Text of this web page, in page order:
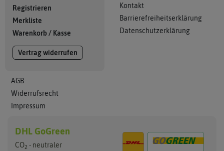
Registrieren
Merkliste
Warenkorb/ Kasse
Vertrag widerrufen
AGB
Widerrufsrecht
Impressum
Kontakt
Barrierefreiheitserklärung
Datenschutzerklärung
DHL GoGreen
CO2 - neutraler